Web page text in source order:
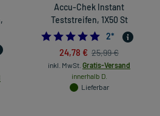
Accu-Chek Instant
Teststreifen, 1X50 St
5.0
2*
24,78 € 25,99 €
inkl. MwSt. Gratis-Versand
innerhalb D.
Lieferbar